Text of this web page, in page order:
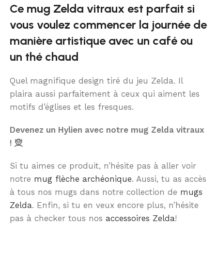
Ce mug Zelda vitraux est parfait si
vous voulez commencer la journée de
manière artistique avec un café ou
un thé chaud
Quel magnifique design tiré du jeu Zelda. Il
plaira aussi parfaitement à ceux qui aiment les
motifs d’églises et les fresques.
Devenez un Hylien avec notre mug Zelda vitraux
! 🧝
Si tu aimes ce produit, n’hésite pas à aller voir
notre mug flèche archéonique. Aussi, tu as accès
à tous nos mugs dans notre collection de mugs
Zelda. Enfin, si tu en veux encore plus, n’hésite
pas à checker tous nos accessoires Zelda!